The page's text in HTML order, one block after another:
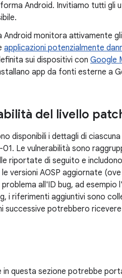
Android. Invitiamo tutti gli
Android monitora attivamente
applicazioni potenzialmente
sui dispositivi con Google
app da fonti esterne a
del livello
disponibili i dettagli di
Le vulnerabilità sono
riportate di seguito e
le versioni AOSP aggiornate
all'ID bug, ad esempio
i riferimenti aggiuntivi sono
successive potrebbero
in questa sezione potrebbe